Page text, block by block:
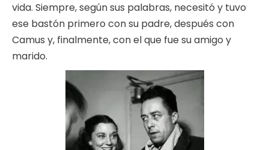
vida. Siempre, según sus palabras, necesitó y tuvo
ese bastón primero con su padre, después con
Camus y, finalmente, con el que fue su amigo y
marido.